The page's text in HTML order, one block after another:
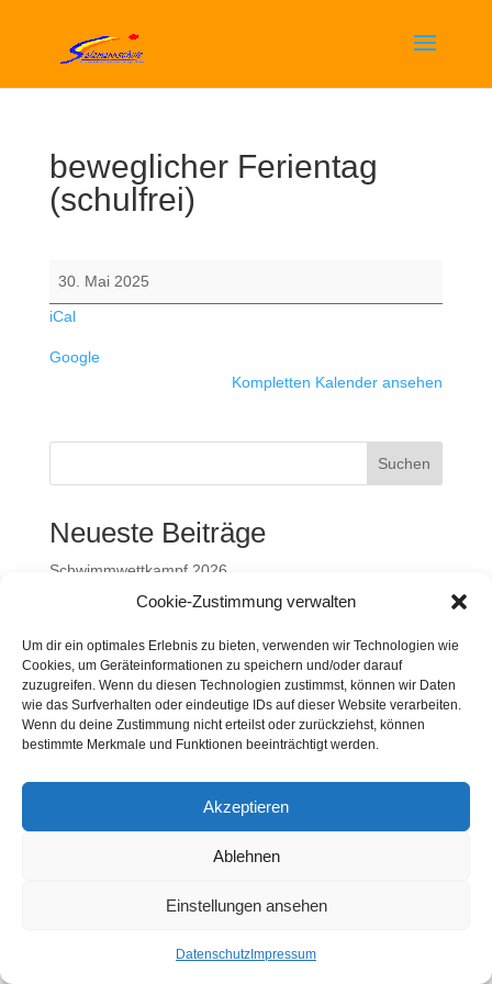
Cookie-Zustimmung verwalten
Um dir ein optimales Erlebnis zu bieten, verwenden wir Technologien wie
Cookies, um Geräteinformationen zu speichern und/oder darauf
zuzugreifen. Wenn du diesen Technologien zustimmst, können wir Daten
wie das Surfverhalten oder eindeutige IDs auf dieser Website verarbeiten.
Wenn du deine Zustimmung nicht erteilst oder zurückziehst, können
bestimmte Merkmale und Funktionen beeinträchtigt werden.
Akzeptieren
Ablehnen
Einstellungen ansehen
Datenschutz Impressum
beweglicher Ferientag
(schulfrei)
(schulfrei)
30. Mai 2025
iCal
Google
Kompletten Kalender ansehen
Suchen
Neueste Beiträge
Schwimmwettkampf 2026
Projektwoche: Unsere Schule ist bunt
Musicalaufführung
Neueste Kommentare
Es sind keine Kommentare vorhanden.
Datenschutz Impressum